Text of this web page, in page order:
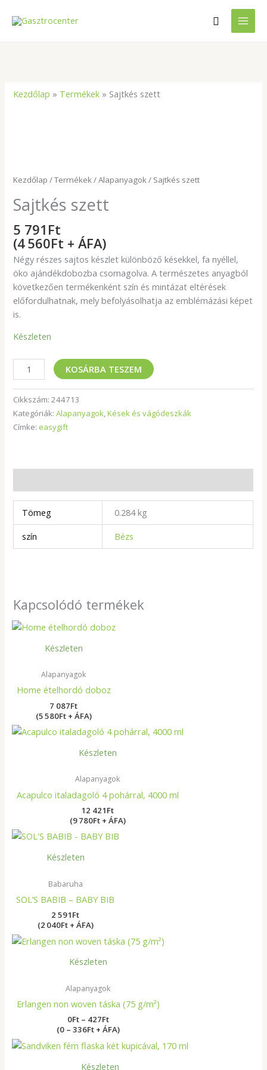
Search
Kezdőlap » Termékek » Sajtkés szett
Kezdőlap /Termékek/Alapanyagok/ Sajtkés szett
Sajtkés szett
5 791 Ft
(4 560Ft + ÁFA)
Négy részes sajtos készlet különböző késekkel, fa nyéllel,
öko ajándékdobozba csomagolva. A természetes anyagból
következően termékenként szín és mintázat eltérések
előfordulhatnak, mely befolyásolhatja az emblémázási képet
is.
Készleten
KOSÁRBA TESZEM
Cikkszám:244713
Kategóriák:Alapanyagok,Kések és vágódeszkák
Címke: easygift
Tömeg
0.284 kg
szín
Bézs
Kapcsolódó termékek
Készleten
Alapanyagok
Home ételhordó doboz
7 087Ft
(5 580Ft + ÁFA)
Készleten
Alapanyagok
Acapulco italadagoló 4 pohárral, 4000 ml
12 421Ft
(9 780Ft + ÁFA)
Készleten
Babaruha
SOL’S BABIB – BABY BIB
2 591Ft
(2 040Ft + ÁFA)
Készleten
Alapanyagok
Erlangen non woven táska (75 g/m²)
0Ft – 427Ft
Ártartomány:
(0 – 336Ft + ÁFA)
Készleten